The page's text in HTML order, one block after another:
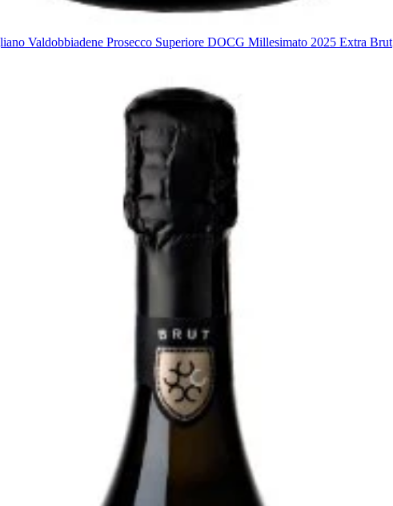
Valdobbiadene Prosecco Superiore DOCG Millesimato 2025 Extra Brut